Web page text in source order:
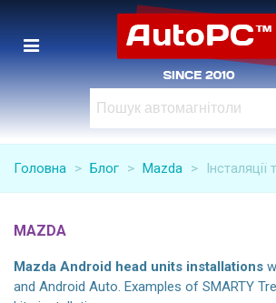
Головна > Блог > Mazda > Інсталяції
MAZDA
Mazda Android head units installations
and Android Auto. Examples of SMARTY